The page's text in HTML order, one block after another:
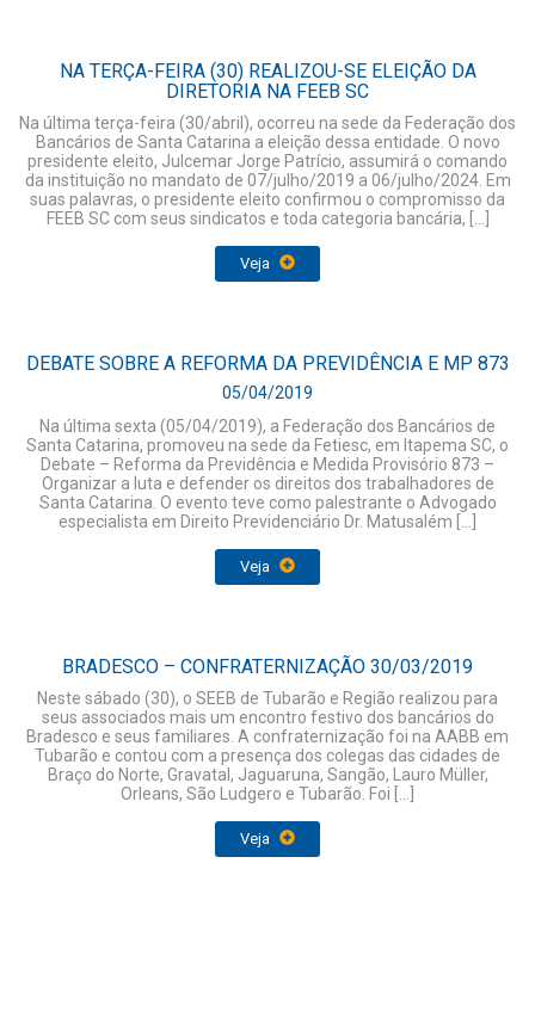
NA TERÇA-FEIRA (30) REALIZOU-SE ELEIÇÃO DA
DIRETORIA NA FEEB SC
Na última terça-feira (30/abril), ocorreu na sede da Federação dos
Bancários de Santa Catarina a eleição dessa entidade. O novo
presidente eleito, Julcemar Jorge Patrício, assumirá o comando
da instituição no mandato de 07/julho/2019 a 06/julho/2024. Em
suas palavras, o presidente eleito confirmou o compromisso da
FEEB SC com seus sindicatos e toda categoria bancária, […]
Veja
DEBATE SOBRE A REFORMA DA PREVIDÊNCIA E MP 873
05/04/2019
Na última sexta (05/04/2019), a Federação dos Bancários de
Santa Catarina, promoveu na sede da Fetiesc, em Itapema SC, o
Debate – Reforma da Previdência e Medida Provisório 873 –
Organizar a luta e defender os direitos dos trabalhadores de
Santa Catarina. O evento teve como palestrante o Advogado
especialista em Direito Previdenciário Dr. Matusalém […]
Veja
BRADESCO – CONFRATERNIZAÇÃO 30/03/2019
Neste sábado (30), o SEEB de Tubarão e Região realizou para
seus associados mais um encontro festivo dos bancários do
Bradesco e seus familiares. A confraternização foi na AABB em
Tubarão e contou com a presença dos colegas das cidades de
Braço do Norte, Gravatal, Jaguaruna, Sangão, Lauro Müller,
Orleans, São Ludgero e Tubarão. Foi […]
Veja